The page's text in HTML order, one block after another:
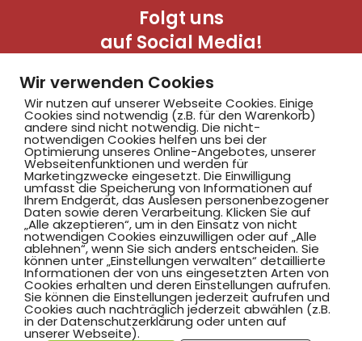
Folgt uns
auf Social Media!
Hammer SportClub 2008
Am Südbad 9,
59069 Hamm
©2025 Hammer SportClub 2008 e.V.
Wir verwenden Cookies
Wir nutzen auf unserer Webseite Cookies. Einige
Cookies sind notwendig (z.B. für den Warenkorb)
andere sind nicht notwendig. Die nicht-
notwendigen Cookies helfen uns bei der
Optimierung unseres Online-Angebotes, unserer
Webseitenfunktionen und werden für
Marketingzwecke eingesetzt. Die Einwilligung
umfasst die Speicherung von Informationen auf
Ihrem Endgerät, das Auslesen personenbezogener
Daten sowie deren Verarbeitung. Klicken Sie auf
„Alle akzeptieren“, um in den Einsatz von nicht
notwendigen Cookies einzuwilligen oder auf „Alle
ablehnen“, wenn Sie sich anders entscheiden. Sie
können unter „Einstellungen verwalten“ detaillierte
Informationen der von uns eingesetzten Arten von
Cookies erhalten und deren Einstellungen aufrufen.
Sie können die Einstellungen jederzeit aufrufen und
Cookies auch nachträglich jederzeit abwählen (z.B.
in der Datenschutzerklärung oder unten auf
unserer Webseite).